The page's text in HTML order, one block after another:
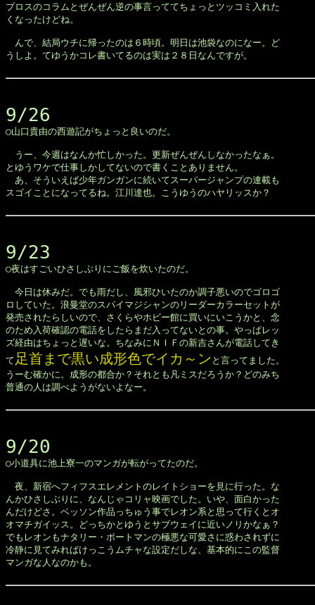
ブロスのコラムとぜんぜん逆の事言っててちょっとツッコミ入れた
くなったけどね。
んで、結局ウチに帰ったのは６時頃。明日は池袋なのになー。ど
うしよ。てゆうかコレ書いてるのは実は２８日なんですが。
9/26
◯山口貴由の西遊記がちょっと良いのだ。
うー、今週はなんか忙しかった。更新ぜんぜんしなかったなぁ。
とゆうワケで仕事しかしてないので書くことありません。
あ、そういえば少年ガンガンに続いてスーパージャンプの連載も
スゴイことになってるね。江川達也。こうゆうのハヤリッスか？
9/23
◯夜はすごいひさしぶりにご飯を炊いたのだ。
今日は休みだ。でも雨だし、風邪ひいたのか調子悪いのでゴロゴ
ロしていた。浪曼堂のスパイマジシャンのリーダーカラーセットが
発売されたらしいので、さくらやホビー館に買いにいこうかと、念
のため入荷確認の電話をしたらまだ入ってないとの事。やっぱレッ
ズ経由はちょっと遅いな。ちなみにＮＩＦの新吉さんが電話してき
て 足首まで黒い成形色でイカ～ン と言ってました。
うーむ確かに。成形の都合か？それとも凡ミスだろうか？どのみち
普通の人は調べようがないよなー。
9/20
◯小道具に池上寮一のマンガが転がってたのだ。
夜、新宿へフィフスエレメントのレイトショーを見に行った。な
んかひさしぶりに、なんじゃコリャ映画でした。いや、面白かった
んだけどさ。ベッソン作品っちゅう事でレオン系と思って行くとオ
オマチガイッス。どっちかとゆうとサブウェイに近いノリかなぁ？
でもレオンもナタリー・ポートマンの極悪な可愛さに惑わされずに
冷静に見てみればけっこうムチャな設定だしな、基本的にこの監督
マンガな人なのかも。